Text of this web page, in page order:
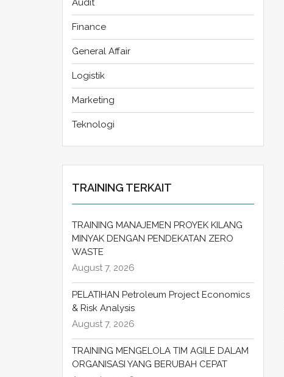
Audit
Finance
General Affair
Logistik
Marketing
Teknologi
TRAINING TERKAIT
TRAINING MANAJEMEN PROYEK KILANG
MINYAK DENGAN PENDEKATAN ZERO
WASTE
August 7, 2026
PELATIHAN Petroleum Project Economics
& Risk Analysis
August 7, 2026
TRAINING MENGELOLA TIM AGILE DALAM
ORGANISASI YANG BERUBAH CEPAT